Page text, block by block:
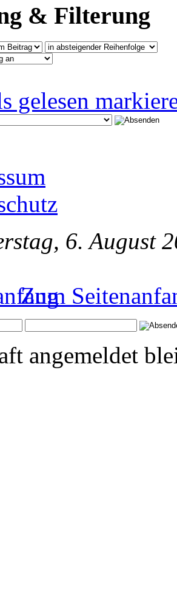
& Filterung
gelesen
6. August
Zum
angemeldet